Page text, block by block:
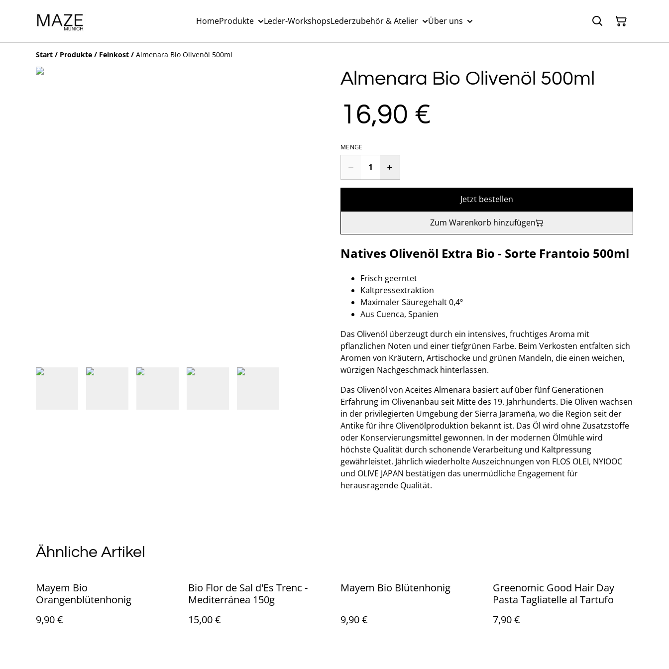
HomeProdukte Leder-WorkshopsLederzubehör & Atelier Über uns
Start / Produkte / Feinkost / Almenara Bio Olivenöl 500ml
Almenara Bio Olivenöl 500ml
16,90 €
MENGE
Jetzt bestellen
Zum Warenkorb hinzufügen
Natives Olivenöl Extra Bio - Sorte Frantoio 500ml
Frisch geerntet
Kaltpressextraktion
Maximaler Säuregehalt 0,4º
Aus Cuenca, Spanien
Das Olivenöl überzeugt durch ein intensives, fruchtiges Aroma mit
pflanzlichen Noten und einer tiefgrünen Farbe. Beim Verkosten entfalten sich
Aromen von Kräutern, Artischocke und grünen Mandeln, die einen weichen,
würzigen Nachgeschmack hinterlassen.
Das Olivenöl von Aceites Almenara basiert auf über fünf Generationen
Erfahrung im Olivenanbau seit Mitte des 19. Jahrhunderts. Die Oliven wachsen
in der privilegierten Umgebung der Sierra Jarameña, wo die Region seit der
Antike für ihre Olivenölproduktion bekannt ist. Das Öl wird ohne Zusatzstoffe
oder Konservierungsmittel gewonnen. In der modernen Ölmühle wird
höchste Qualität durch schonende Verarbeitung und Kaltpressung
gewährleistet. Jährlich wiederholte Auszeichnungen von FLOS OLEI, NYIOOC
und OLIVE JAPAN bestätigen das unermüdliche Engagement für
herausragende Qualität.
Ähnliche Artikel
Mayem Bio
Orangenblütenhonig
9,90 €
Bio Flor de Sal d'Es Trenc -
Mediterránea 150g
15,00 €
Mayem Bio Blütenhonig
9,90 €
Greenomic Good Hair Day
Pasta Tagliatelle al Tartufo
7,90 €